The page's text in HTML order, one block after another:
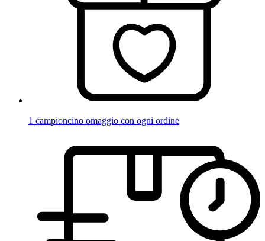
1 campioncino omaggio con ogni ordine